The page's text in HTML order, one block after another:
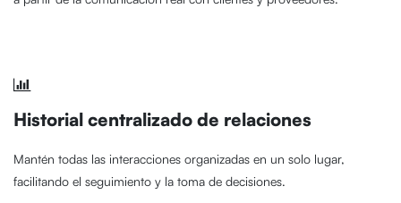
Historial centralizado de relaciones
Mantén todas las interacciones organizadas en un solo lugar,
facilitando el seguimiento y la toma de decisiones.